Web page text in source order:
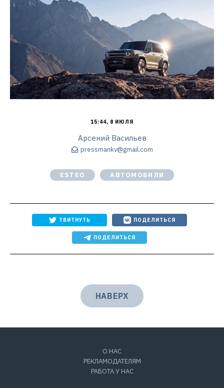
15:44, 8 ИЮЛЯ
Арсений Васильев
pressmankv@gmail.com
ESTEO АВТОМОБИЛИ
ТВИТНУТЬ ПОДЕЛИТЬСЯ
ПОДЕЛИТЬСЯ
НАВЕРХ
О НАС
РЕКЛАМОДАТЕЛЯМ
РАБОТА У НАС